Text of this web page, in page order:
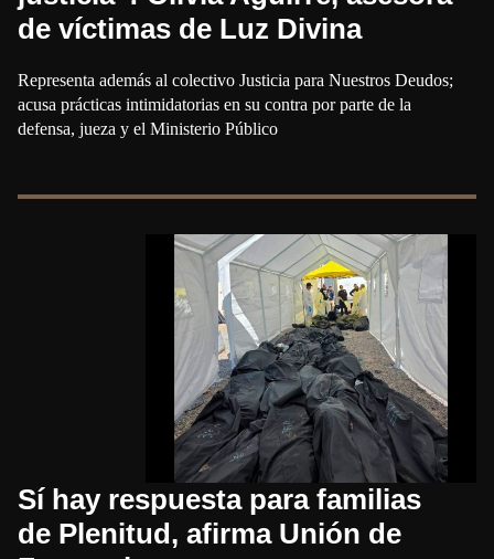
de víctimas de Luz Divina
Representa además al colectivo Justicia para Nuestros Deudos;
acusa prácticas intimidatorias en su contra por parte de la
defensa, jueza y el Ministerio Público
Sí hay respuesta para familias
de Plenitud, afirma Unión de